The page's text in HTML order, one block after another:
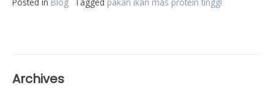
Archives